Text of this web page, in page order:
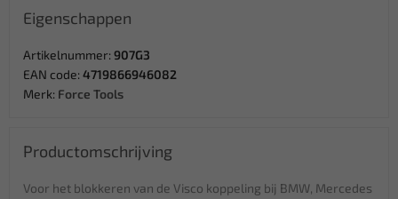
Eigenschappen
Artikelnummer: 907G3
EAN code: 4719866946082
Merk: Force Tools
Productomschrijving
Voor het blokkeren van de Visco koppeling bij BMW, Mercedes